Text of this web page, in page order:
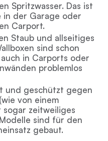
Spritzwasser. Das ist
der Garage oder
Carport.
Staub und allseitiges
sind schon
in Carports oder
problemlos
und geschützt gegen
von einem
sogar zeitweiliges
sind für den
gebaut.